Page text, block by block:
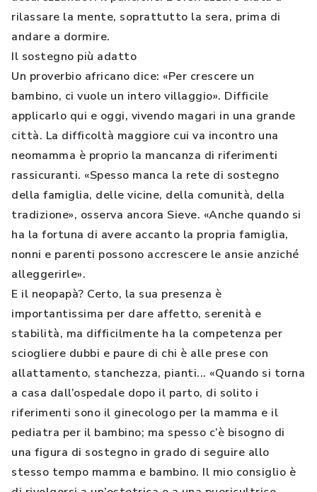
rilassare la mente, soprattutto la sera, prima di
andare a dormire.
Il sostegno più adatto
Un proverbio africano dice: «Per crescere un
bambino, ci vuole un intero villaggio». Difficile
applicarlo qui e oggi, vivendo magari in una grande
città. La difficoltà maggiore cui va incontro una
neomamma è proprio la mancanza di riferimenti
rassicuranti. «Spesso manca la rete di sostegno
della famiglia, delle vicine, della comunità, della
tradizione», osserva ancora Sieve. «Anche quando si
ha la fortuna di avere accanto la propria famiglia,
nonni e parenti possono accrescere le ansie anziché
alleggerirle».
E il neopapà? Certo, la sua presenza è
importantissima per dare affetto, serenità e
stabilità, ma difficilmente ha la competenza per
sciogliere dubbi e paure di chi è alle prese con
allattamento, stanchezza, pianti... «Quando si torna
a casa dall’ospedale dopo il parto, di solito i
riferimenti sono il ginecologo per la mamma e il
pediatra per il bambino; ma spesso c’è bisogno di
una figura di sostegno in grado di seguire allo
stesso tempo mamma e bambino. Il mio consiglio è